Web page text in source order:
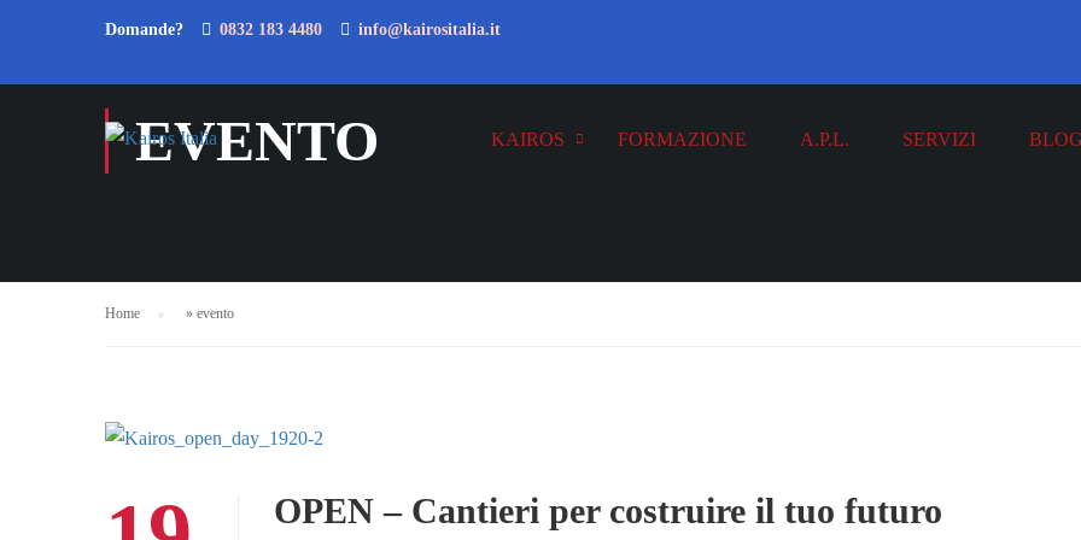
Domande? 0832 183 4480 info@kairositalia.it
KAIROS FORMAZIONE A.P.L. SERVIZI BLOG
EVENTO
Home » evento
OPEN – Cantieri per costruire il tuo futuro